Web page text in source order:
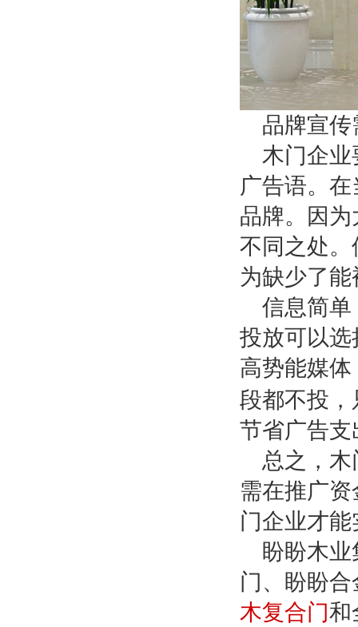
品牌宣
木门企业
广告语。
品牌。因
不同之处
为缺少了
信息简单
投放可以
高势能媒
段都不投
节省广告支
总之，
需在推广
门企业才
盼盼木
门、盼盼
木复合门和